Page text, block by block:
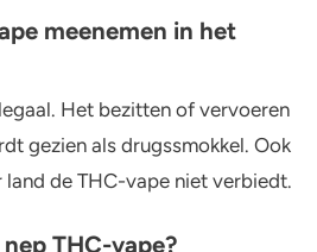
meenemen in het
Het bezitten of vervoeren
gezien als drugssmokkel. Ook
land de THC-vape niet verbiedt.
THC-vape?